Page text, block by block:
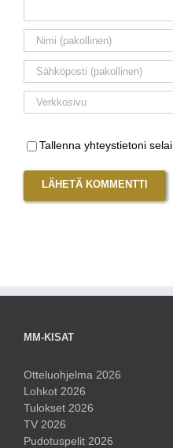
Tallenna yhteystietoni
MM-KISAT
Otteluohjelma 2026
Lohkot 2026
Tulokset 2026
TV 2026
Pudotuspelit 2026